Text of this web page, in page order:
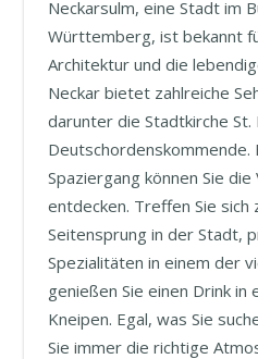
Neckarsulm, eine Stadt im
Württemberg, ist bekannt
Architektur und die
Neckar bietet zahlreiche
darunter die Stadtkirche St.
Deutschordenskommende.
Spaziergang können Sie
entdecken. Treffen Sie sich
Seitensprung in der Stadt,
Spezialitäten in einem der
genießen Sie einen Drink in
Kneipen. Egal, was Sie
Sie immer die richtige